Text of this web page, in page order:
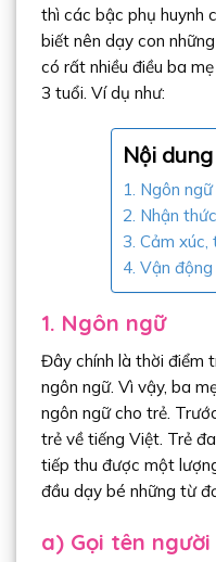
thì các bậc phụ huynh
biết nên dạy con
có rất nhiều điều ba
3 tuổi. Ví dụ như:
Nội
1. Ngôn ngữ
2. Nhận thức
3. Cảm xúc,
4. Vận động
1. Ngôn ngữ
Đây chính là thời điểm
ngôn ngữ. Vì vậy, ba
ngôn ngữ cho trẻ.
trẻ về tiếng Việt. Trẻ
tiếp thu được một
đầu dạy bé những từ
a) Gọi tên